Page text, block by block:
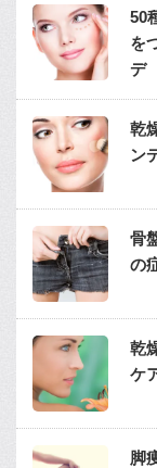
50
を
デ
乾
ン
骨
の
乾
ケ
脚